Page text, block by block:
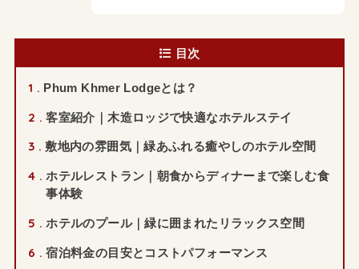
目次
1 Phum Khmer Lodgeとは？
2 客室紹介｜木造ロッジで快適なホテルステイ
3 敷地内の雰囲気｜緑あふれる癒やしのホテル空間
4
ホテルレストラン｜朝食からディナーまで楽しむ食
事体験
5 ホテルのプール｜緑に囲まれたリラックス空間
6 宿泊料金の目安とコストパフォーマンス